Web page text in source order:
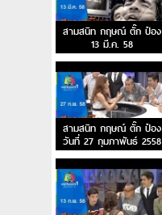
สามสนิท กฤษณ์ ตั๊ก ป๋อง
13 มี.ค. 58
สามสนิท กฤษณ์ ตั๊ก ป๋อง
วันที่ 27 กุมภาพันธ์ 2558